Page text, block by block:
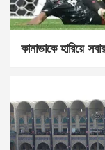
কানাডাকে হারিয়ে